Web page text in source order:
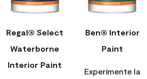
Regal® Select
Waterborne
Interior Paint
Ben® Interior
Paint
Experimente la